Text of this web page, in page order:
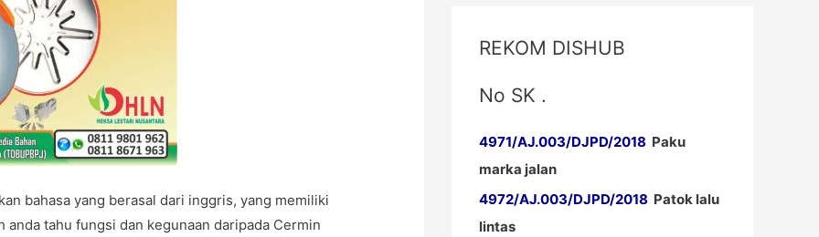
bahasa yang berasal dari inggris, yang memiliki
tahu fungsi dan kegunaan daripada Cermin
REKOM DISHUB
No SK .
4971/AJ.003/DJPD/2018 Paku
marka jalan
4972/AJ.003/DJPD/2018 Patok lalu
lintas